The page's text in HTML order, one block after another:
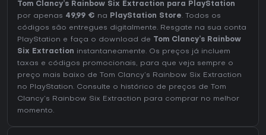
Tom Clancy’s Rainbow Six Extraction para PlayStation
por apenas 49,99 € na PlayStation Store. Todos os
códigos são entregues digitalmente. Resgate na sua conta
PlayStation e faça o download de
Tom Clancy’s Rainbow
Six Extraction instantaneamente. Os preços já incluem
taxas e códigos promocionais, para que veja sempre o
preço mais baixo de Tom Clancy’s Rainbow Six Extraction
no PlayStation. Consulte o histórico de preços de Tom
Clancy’s Rainbow Six Extraction para comprar no melhor
momento.